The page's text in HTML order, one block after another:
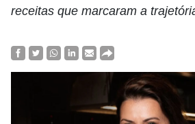
receitas que marcaram a